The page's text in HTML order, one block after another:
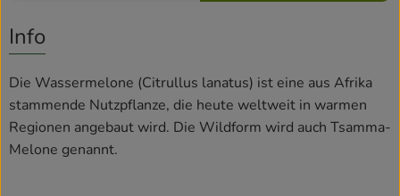
Blog
Info
Die Wassermelone (Citrullus lanatus) ist eine aus Afrika
stammende Nutzpflanze, die heute weltweit in warmen
Regionen angebaut wird. Die Wildform wird auch Tsamma-
Melone genannt.